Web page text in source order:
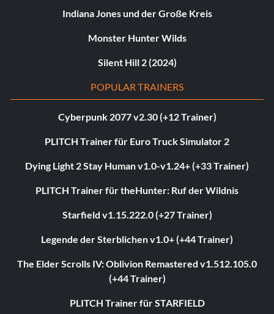
Indiana Jones und der Große Kreis
Monster Hunter Wilds
Silent Hill 2 (2024)
POPULAR TRAINERS
Cyberpunk 2077 v2.30 (+12 Trainer)
PLITCH Trainer für Euro Truck Simulator 2
Dying Light 2 Stay Human v1.0-v1.24+ (+33 Trainer)
PLITCH Trainer für theHunter: Ruf der Wildnis
Starfield v1.15.222.0 (+27 Trainer)
Legende der Sterblichen v1.0+ (+44 Trainer)
The Elder Scrolls IV: Oblivion Remastered v1.512.105.0
(+44 Trainer)
PLITCH Trainer für STARFIELD